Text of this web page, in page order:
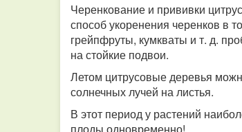
Черенкование и прививки
способ укоренения черенков в
грейпфруты, кумкваты и т. д.
на стойкие подвои.
Летом цитрусовые деревья
солнечных лучей на листья.
В этот период у растений